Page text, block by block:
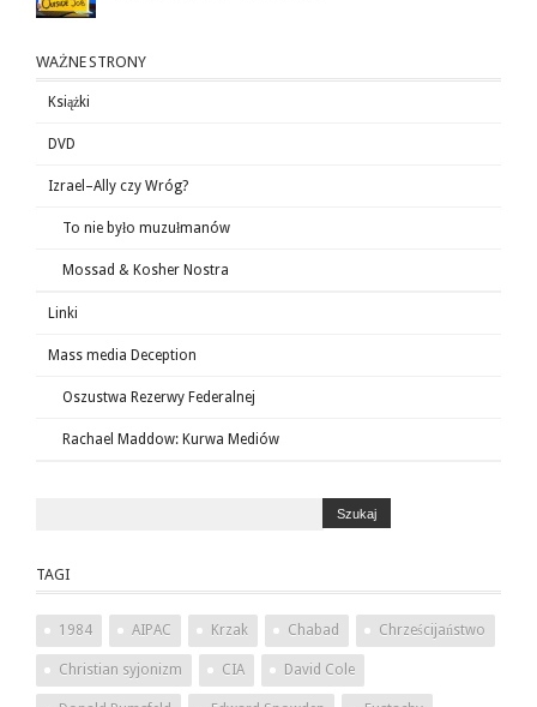
WAŻNE STRONY
Książki
DVD
Izrael–Ally czy Wróg?
To nie było muzułmanów
Mossad & Kosher Nostra
Linki
Mass media Deception
Oszustwa Rezerwy Federalnej
Rachael Maddow: Kurwa Mediów
TAGI
1984 AIPAC Krzak Chabad Chrześcijaństwo
Christian syjonizm CIA David Cole